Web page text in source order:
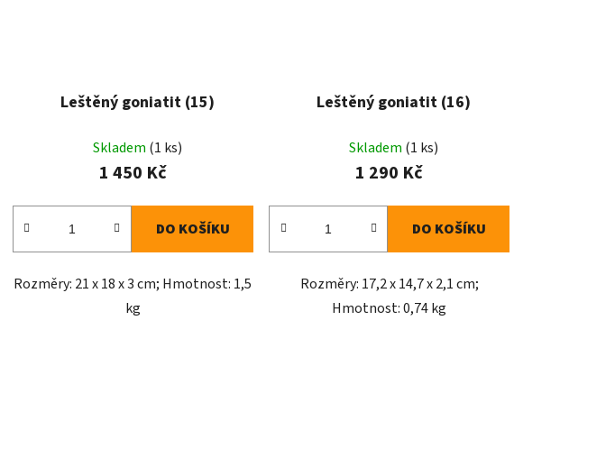
Leštěný goniatit (15)
Skladem (1 ks)
1 450 Kč
DO KOŠÍKU
Rozměry: 21 x 18 x 3 cm; Hmotnost: 1,5
kg
Leštěný goniatit (16)
Skladem (1 ks)
1 290 Kč
DO KOŠÍKU
Rozměry: 17,2 x 14,7 x 2,1 cm;
Hmotnost: 0,74 kg